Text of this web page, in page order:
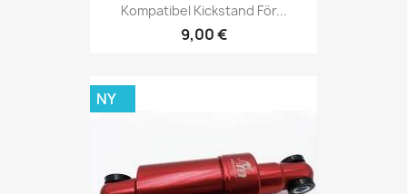
Kompatibel Kickstand För...
9,00 €
NY